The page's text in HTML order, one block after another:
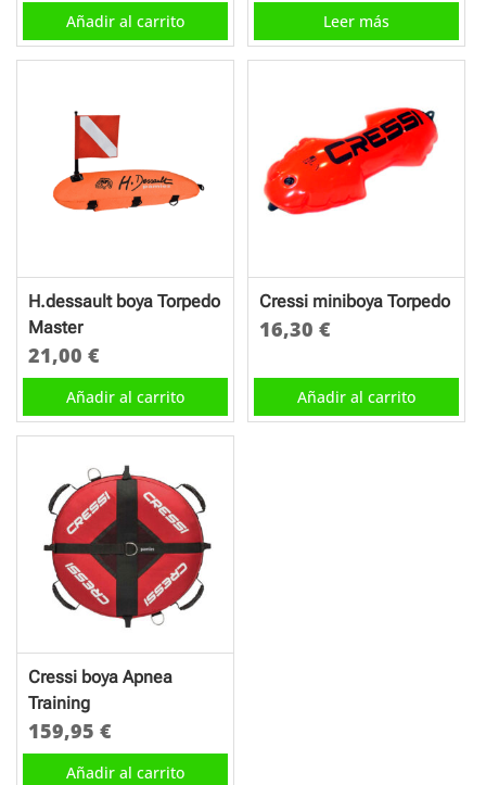
Añadir al carrito Leer más
H.dessault boya Torpedo
Master
21,00 €
Añadir al carrito
Cressi miniboya Torpedo
16,30€
Añadir al carrito
Cressi boya Apnea
Training
159,95 €
Añadir al carrito